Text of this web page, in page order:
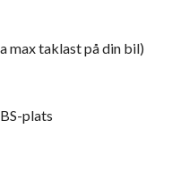
max taklast på din bil)
plats